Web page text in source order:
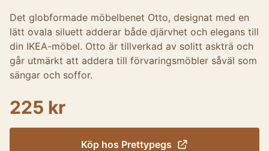
Det globformade möbelbenet Otto, designat med en
lätt ovala siluett adderar både djärvhet och elegans till
din IKEA-möbel. Otto är tillverkad av solitt askträ och
går utmärkt att addera till förvaringsmöbler såväl som
sängar och soffor.
225 kr
Köp hos Prettypegs